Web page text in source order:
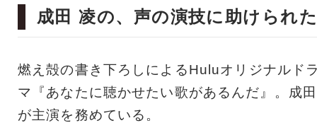
成田 凌の、声の演技に助けられ
燃え殻の書き下ろしによるHuluオリジナルド
マ『あなたに聴かせたい歌があるんだ』。成田
が主演を務めている。